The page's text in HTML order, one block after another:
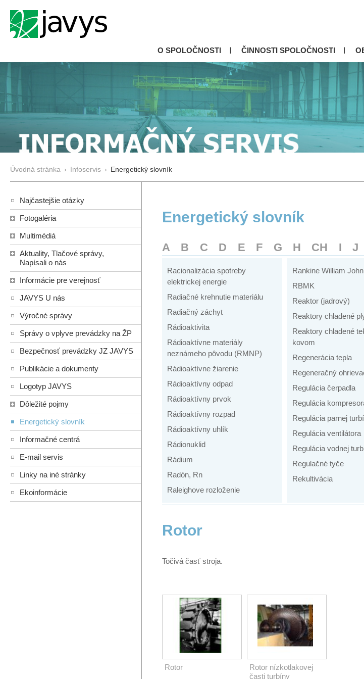
O SPOLOČNOSTI ČINNOSTI SPOLOČNOSTI
Úvodná stránka › Infoservis › Energetický slovník
Najčastejšie otázky
Fotogaléria
Multimédiá
Aktuality, Tlačové správy,
Napísali o nás
Informácie pre verejnosť
JAVYS U nás
Výročné správy
Správy o vplyve prevádzky na ŽP
Bezpečnosť prevádzky JZ JAVYS
Publikácie a dokumenty
Logotyp JAVYS
Dôležité pojmy
Energetický slovník
Informačné centrá
E-mail servis
Linky na iné stránky
Ekoinformácie
Energetický slovník
A B C D E F G H CH I J
Racionalizácia spotreby
elektrickej energie
Radiačné krehnutie materiálu
Radiačný záchyt
Rádioaktivita
Rádioaktívne materiály
neznámeho pôvodu (RMNP)
Rádioaktívne žiarenie
Rádioaktívny odpad
Rádioaktívny prvok
Rádioaktívny rozpad
Rádioaktívny uhlík
Rádionuklid
Rádium
Radón, Rn
Raleighove rozloženie
Rankine William
RBMK
Reaktor (jadrový)
Reaktory chladené
Reaktory chladené
kovom
Regenerácia tepla
Regeneračný
Regulácia čerpadla
Regulácia
Regulácia parnej
Regulácia ventilátora
Regulácia vodnej
Regulačné tyče
Rekultivácia
Rotor
Točivá časť stroja.
Rotor
Rotor nízkotlakovej
časti turbíny